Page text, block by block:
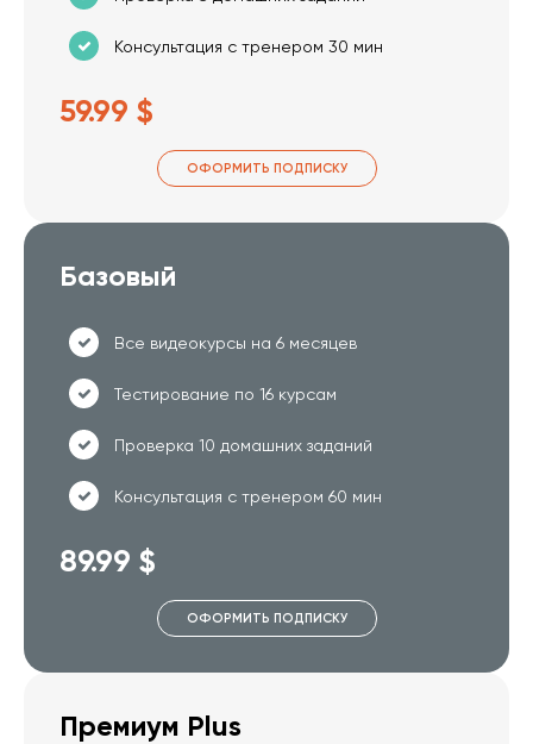
Консультация с тренером 30 мин
59.99 $
ОФОРМИТЬ ПОДПИСКУ
Базовый
Все видеокурсы на 6 месяцев
Тестирование по 16 курсам
Проверка 10 домашних заданий
Консультация с тренером 60 мин
89.99 $
ОФОРМИТЬ ПОДПИСКУ
Премиум Plus